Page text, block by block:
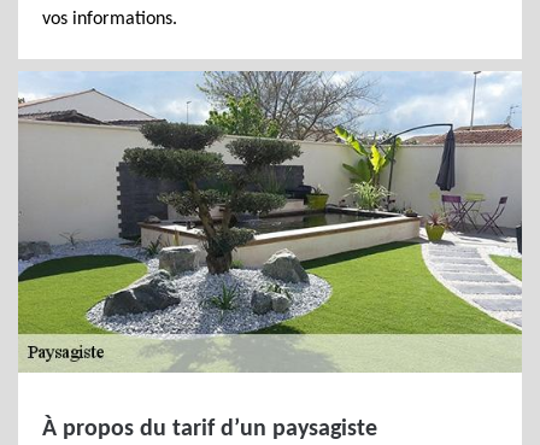
vos informations.
À propos du tarif d’un paysagiste